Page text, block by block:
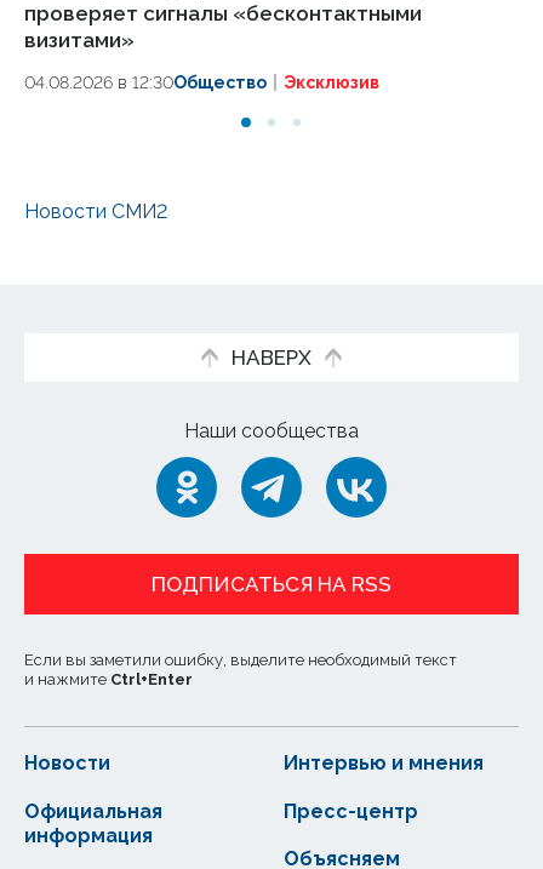
проверяет сигналы «бесконтактными
визитами»
04.08.2026 в 12:30Общество Эксклюзив
Новости СМИ2
НАВЕРХ
Наши сообщества
ПОДПИСАТЬСЯ НА RSS
Если вы заметили ошибку, выделите необходимый текст
и нажмите Ctrl+Enter
Новости
Официальная
информация
Интервью и мнения
Пресс-центр
Объясняем